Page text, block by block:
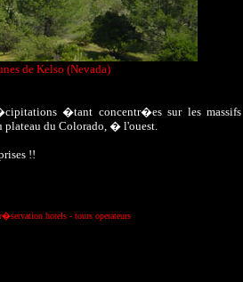
de Kelso (Nevada)
�tant concentr�es sur les massifs
plateau du Colorado, � l'ouest.
!!
r�servation hotels- tours operateurs